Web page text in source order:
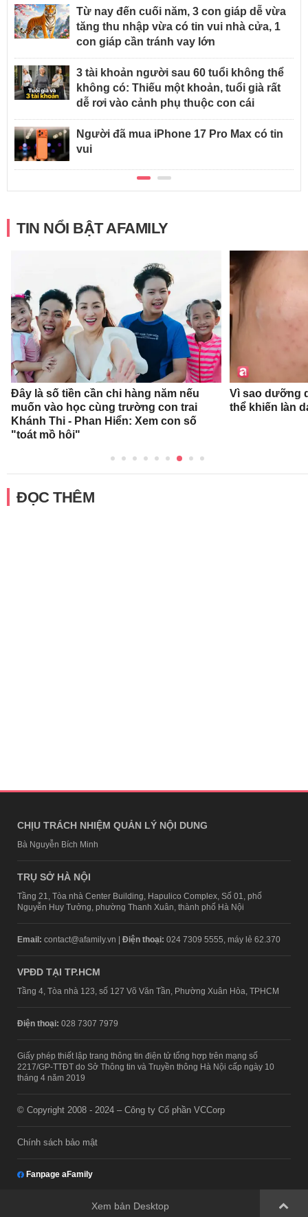
Từ nay đến cuối năm, 3 con giáp dễ vừa
tăng thu nhập vừa có tin vui nhà cửa, 1
con giáp cần tránh vay lớn
3 tài khoản người sau 60 tuổi không thể
không có: Thiếu một khoản, tuổi già rất
dễ rơi vào cảnh phụ thuộc con cái
Người đã mua iPhone 17 Pro Max có tin
vui
TIN NỔI BẬT AFAMILY
Đây là số tiền cần chi hàng năm nếu
muốn vào học cùng trường con trai
Khánh Thi - Phan Hiển: Xem con số
"toát mồ hôi"
Vì sao dưỡng
thể khiến làn
ĐỌC THÊM
CHỊU TRÁCH NHIỆM QUẢN LÝ NỘI DUNG
Bà Nguyễn Bích Minh
TRỤ SỞ HÀ NỘI
Tầng 21, Tòa nhà Center Building, Hapulico Complex, Số 01, phố
Nguyễn Huy Tưởng, phường Thanh Xuân, thành phố Hà Nội
Email: contact@afamily.vn | Điện thoại: 024 7309 5555, máy lẻ 62.370
VPĐD TẠI TP.HCM
Tầng 4, Tòa nhà 123, số 127 Võ Văn Tần, Phường Xuân Hòa, TPHCM
Điện thoại: 028 7307 7979
Giấy phép thiết lập trang thông tin điện tử tổng hợp trên mạng số
2217/GP-TTĐT do Sở Thông tin và Truyền thông Hà Nội cấp ngày 10
tháng 4 năm 2019
© Copyright 2008 - 2024 – Công ty Cổ phần VCCorp
Chính sách bảo mật
Fanpage aFamily
Xem bản Desktop